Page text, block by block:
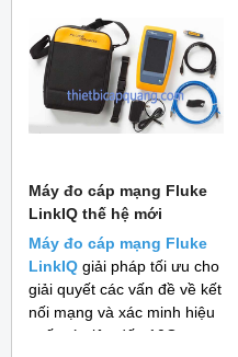
Máy đo cáp mạng Fluke
LinkIQ thế hệ mới
Máy đo cáp mạng Fluke
LinkIQ giải pháp tối ưu cho
giải quyết các vấn đề về kết
nối mạng và xác minh hiệu
suất cáp lên đến 10G